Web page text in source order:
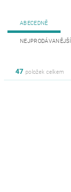
ABECEDNĚ
NEJPRODÁVANĚJŠÍ
47 položek celkem